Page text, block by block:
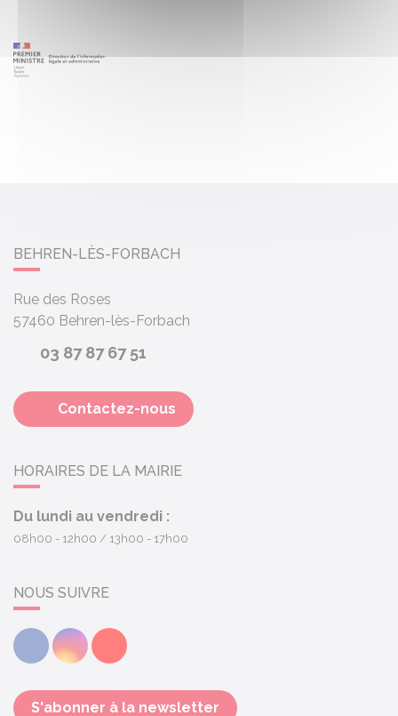
BEHREN-LÈS-FORBACH
Rue des Roses
57460 Behren-lès-Forbach
03 87 87 67 51
Contactez-nous
HORAIRES DE LA MAIRIE
Du lundi au vendredi :
08h00 - 12h00 13h00 - 17h00
NOUS SUIVRE
FacebookInstagramYoutube
S'abonner à la newsletter